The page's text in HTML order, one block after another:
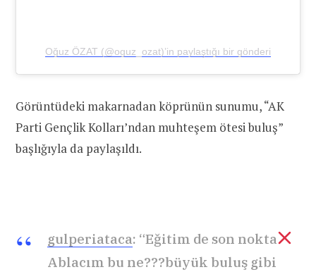
Oğuz ÖZAT (@oguz_ozat)’in paylaştığı bir gönderi
Görüntüdeki makarnadan köprünün sunumu, “AK
Parti Gençlik Kolları’ndan muhteşem ötesi buluş”
başlığıyla da paylaşıldı.
gulperiataca: “Eğitim de son nokta
Ablacım bu ne???büyük buluş gibi